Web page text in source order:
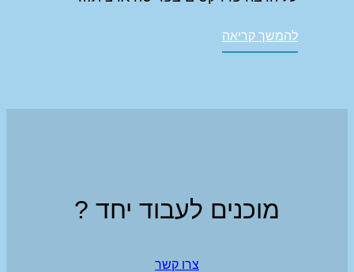
להמשך קריאה
מוכנים לעבוד יחד ?
צרו קשר